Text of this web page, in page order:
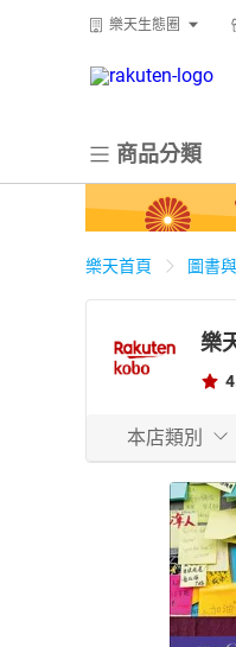
樂天生態圈
商品分類
樂天首頁 圖書
樂
本店類別